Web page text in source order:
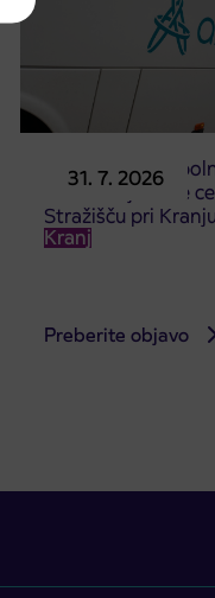
31. 7. 2026
Obvestilo o
dela Škofjeloške
Stražišču pri Kranju
Kranj
Preberite objavo